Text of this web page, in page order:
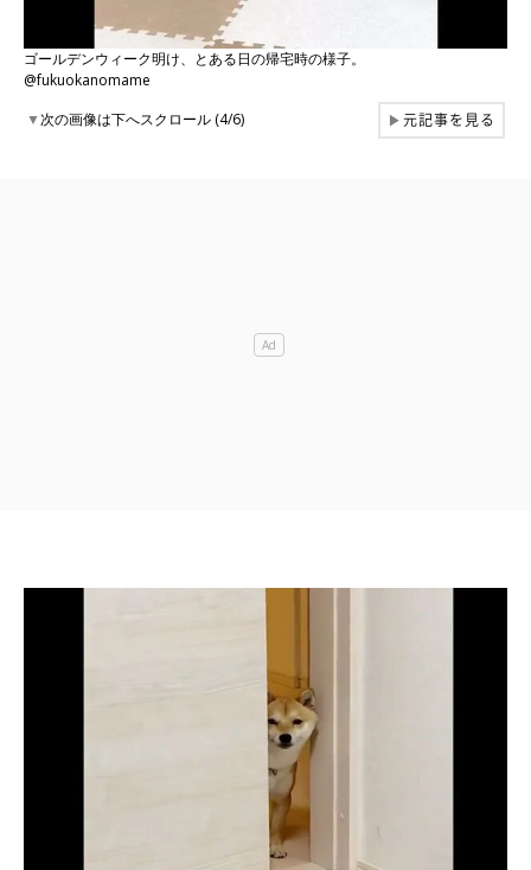
ゴールデンウィーク明け、とある日の帰宅時の様子。
@fukuokanomame
▼次の画像は下へスクロール (4/6) ▶元記事を見る